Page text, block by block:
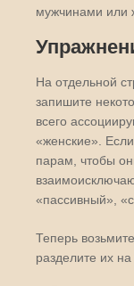
мужчинами или
На отдельной
запишите
всего
«женские».
парам, чтобы
«пассивный»,
Теперь
разделите их на